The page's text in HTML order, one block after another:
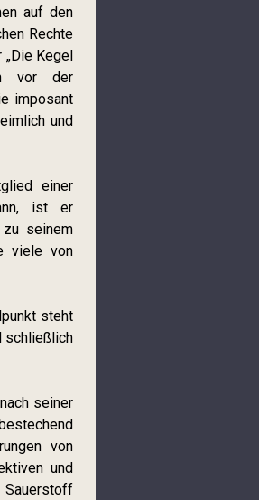
auf den
Rechte
Kegel
vor der
imposant
und
einer
ist er
zu seinem
viele von
steht
schließlich
seiner
von
und